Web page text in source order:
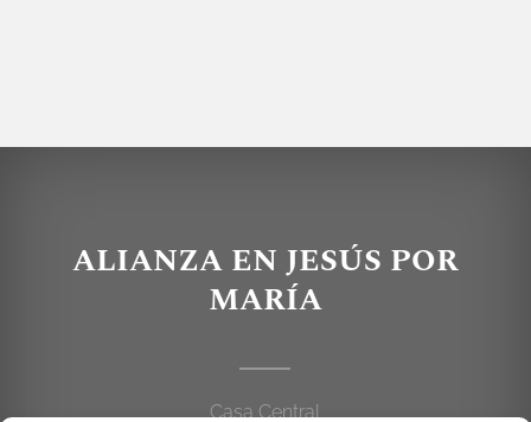
ALIANZA EN JESÚS POR
MARÍA
Casa Central